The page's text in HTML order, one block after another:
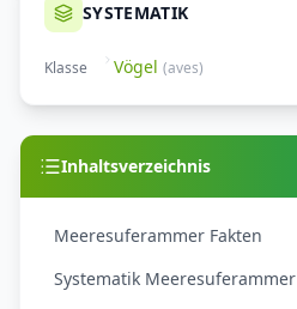
SYSTEMATIK
Klasse Vögel (aves)
Inhaltsverzeichnis
Meeresuferammer Fakten
Systematik Meeresuferammer